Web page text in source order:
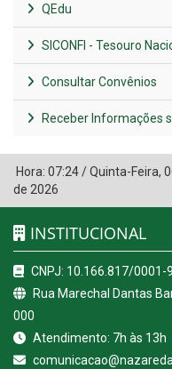
QEdu
SICONFI - Tesouro
Consultar Convênios
Receber Informações
Hora: 07:24/Quinta-Feira,
de 2026
INSTITUCIONAL
CNPJ: 10.166.817/0001-
Rua Marechal Dantas
000
Atendimento: 7h às 13h